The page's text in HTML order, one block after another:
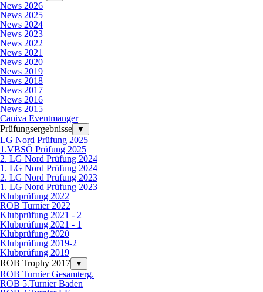
News 2026
News 2025
News 2024
News 2023
News 2022
News 2021
News 2020
News 2019
News 2018
News 2017
News 2016
News 2015
Caniva Eventmanger
Prüfungsergebnisse
▼
LG Nord Prüfung 2025
1.VBSÖ Prüfung 2025
2. LG Nord Prüfung 2024
1. LG Nord Prüfung 2024
2. LG Nord Prüfung 2023
1. LG Nord Prüfung 2023
Klubprüfung 2022
ROB Turnier 2022
Klubprüfung 2021 - 2
Klubprüfung 2021 - 1
Klubprüfung 2020
Klubprüfung 2019-2
Klubprüfung 2019
ROB Trophy 2017
▼
ROB Turnier Gesamterg.
ROB 5.Turnier Baden